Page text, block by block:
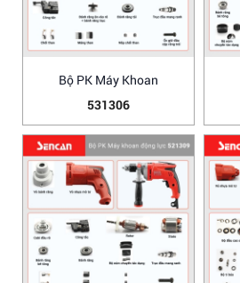
Bộ PK Máy Khoan
531306